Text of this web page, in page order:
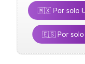
🇲🇽 Por solo
🇪🇸 Por solo